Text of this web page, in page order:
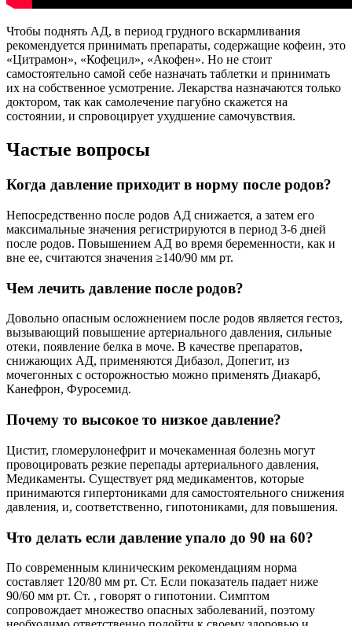
Чтобы поднять АД, в период грудного вскармливания
рекомендуется принимать препараты, содержащие кофеин, это
«Цитрамон», «Кофецил», «Акофен». Но не стоит
самостоятельно самой себе назначать таблетки и принимать
их на собственное усмотрение. Лекарства назначаются только
доктором, так как самолечение пагубно скажется на
состоянии, и спровоцирует ухудшение самочувствия.
Частые вопросы
Когда давление приходит в норму после родов?
Непосредственно после родов АД снижается, а затем его
максимальные значения регистрируются в период 3-6 дней
после родов. Повышением АД во время беременности, как и
вне ее, считаются значения ≥140/90 мм рт.
Чем лечить давление после родов?
Довольно опасным осложнением после родов является гестоз,
вызывающий повышение артериального давления, сильные
отеки, появление белка в моче. В качестве препаратов,
снижающих АД, применяются Дибазол, Допегит, из
мочегонных с осторожностью можно применять Диакарб,
Канефрон, Фуросемид.
Почему то высокое то низкое давление?
Цистит, гломерулонефрит и мочекаменная болезнь могут
провоцировать резкие перепады артериального давления,
Медикаменты. Существует ряд медикаментов, которые
принимаются гипертониками для самостоятельного снижения
давления, и, соответственно, гипотониками, для повышения.
Что делать если давление упало до 90 на 60?
По современным клиническим рекомендациям норма
составляет 120/80 мм рт. Ст. Если показатель падает ниже
90/60 мм рт. Ст. , говорят о гипотонии. Симптом
сопровождает множество опасных заболеваний, поэтому